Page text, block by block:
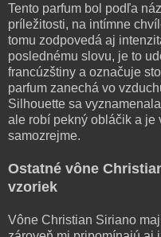
Tento parfum bol podľa
príležitosti, na intímne
tomu zodpovedá aj
poslednému slovu, je to
francúzštiny a označuje
parfum zanechá vo
Silhouette sa
ale robí pekný obláčik a je
samozrejme.
Ostatné vône
vzoriek
Vône Christian Siriano